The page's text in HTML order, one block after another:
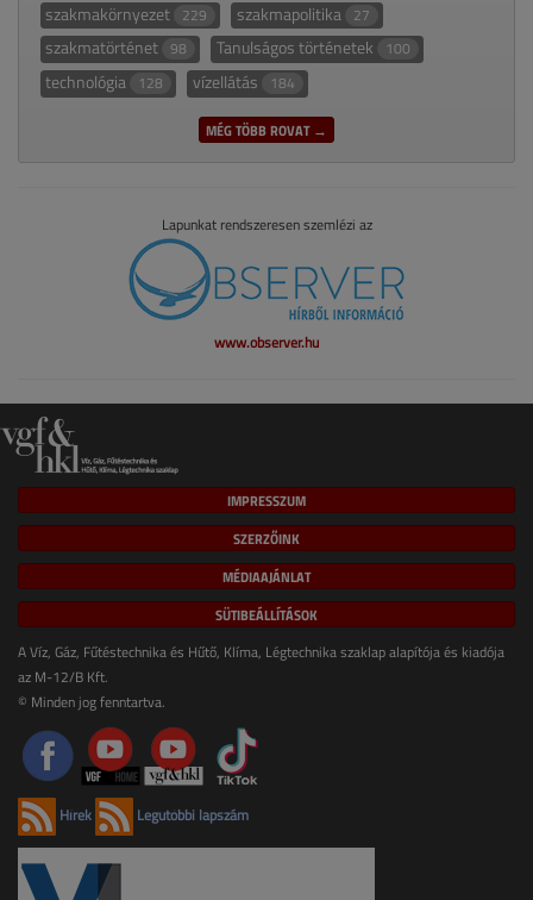
szakmakörnyezet 229 szakmapolitika 27
szakmatörténet 98 Tanulságos történetek 100
technológia 128 vízellátás 184
MÉG TÖBB ROVAT →
Lapunkat rendszeresen szemlézi az
www.observer.hu
IMPRESSZUM
SZERZŐINK
MÉDIAAJÁNLAT
SÜTIBEÁLLÍTÁSOK
A Víz, Gáz, Fűtéstechnika és Hűtő, Klíma, Légtechnika szaklap alapítója és kiadója
az M-12/B Kft.
© Minden jog fenntartva.
Hírek Legutóbbi lapszám